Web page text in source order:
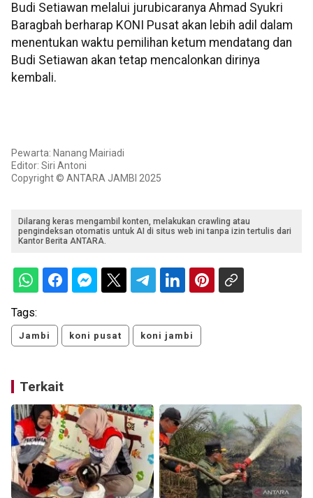
Budi Setiawan melalui jurubicaranya Ahmad Syukri
Baragbah berharap KONI Pusat akan lebih adil dalam
menentukan waktu pemilihan ketum mendatang dan
Budi Setiawan akan tetap mencalonkan dirinya
kembali.
Pewarta: Nanang Mairiadi
Editor: Siri Antoni
Copyright © ANTARA JAMBI 2025
Dilarang keras mengambil konten, melakukan crawling atau
pengindeksan otomatis untuk AI di situs web ini tanpa izin tertulis dari
Kantor Berita ANTARA.
Tags:
Jambi koni pusat koni jambi
Terkait